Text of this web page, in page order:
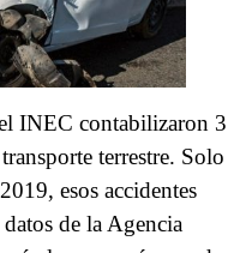
INEC contabilizaron 3
terrestre. Solo
esos accidentes
de la Agencia